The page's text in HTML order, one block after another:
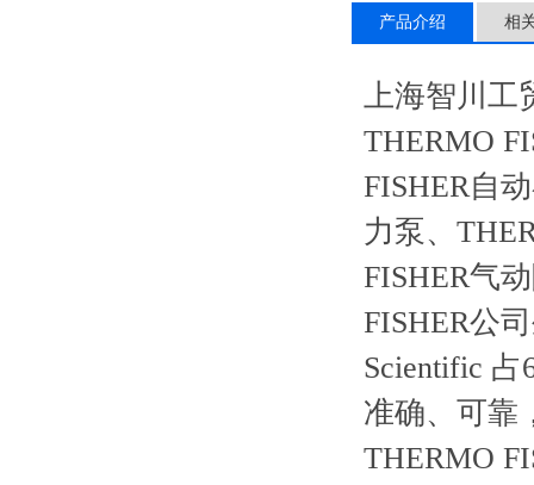
产品介绍 相
上海智川工
THERMO
FISHER自
力泵、
FISHER气
FISHER公
Scientific
准确、可靠
THERMO